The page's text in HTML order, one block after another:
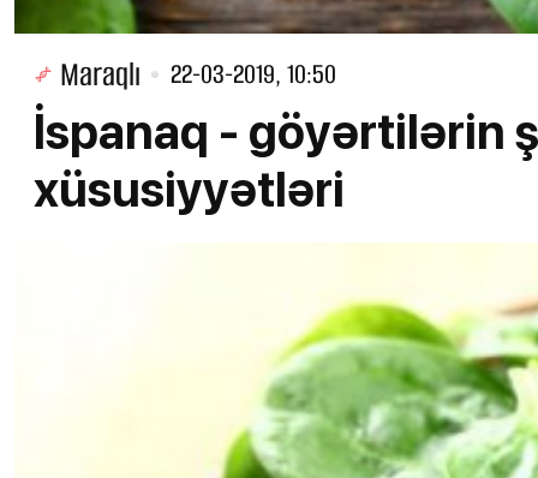
Maraqlı 22-03-2019, 10:50
İspanaq - göyərtilərin
xüsusiyyətləri